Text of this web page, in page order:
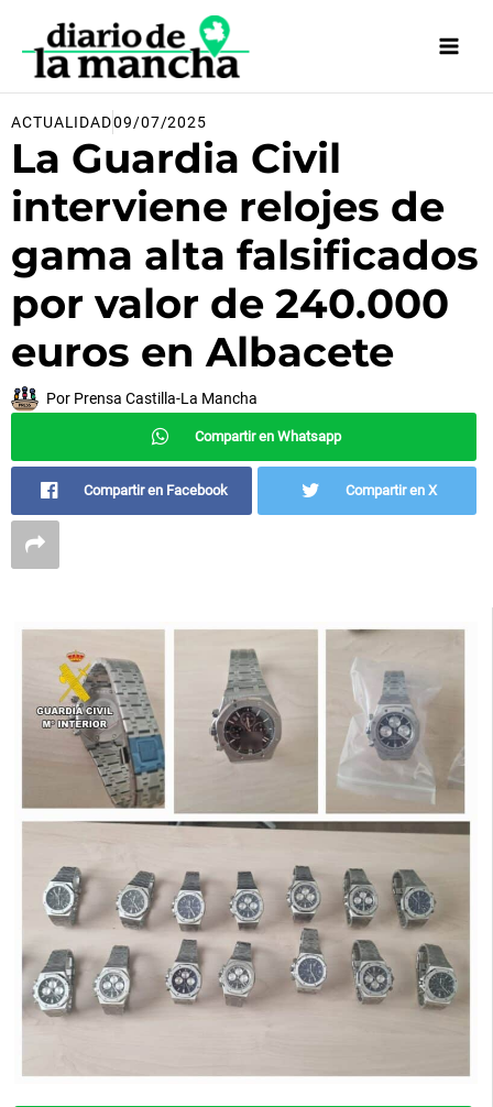
contenido
ACTUALIDAD09/07/2025
La Guardia Civil
interviene relojes de
gama alta falsificados
por valor de 240.000
euros en Albacete
Por Prensa Castilla-La Mancha
Compartir en Whatsapp
Compartir en Facebook Compartir en X